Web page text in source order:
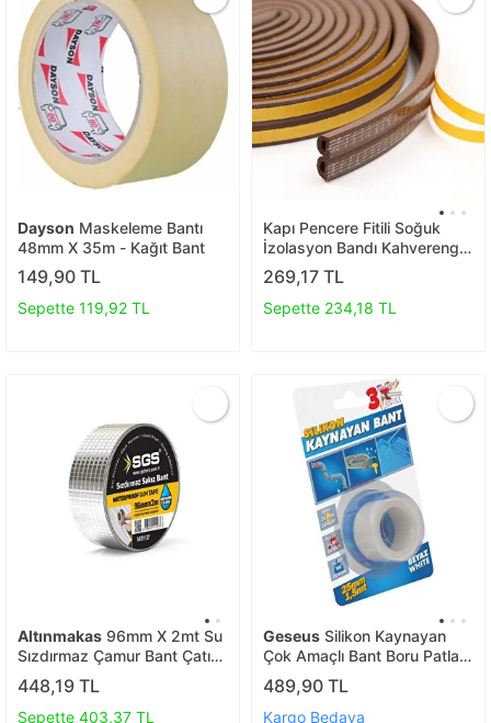
Dayson Maskeleme Bantı
48mm X 35m - Kağıt Bant
149,90 TL
Sepette 119,92 TL
Kapı Pencere Fitili Soğuk
İzolasyon Bandı Kahverengi
2x3=6 Metre
269,17 TL
Sepette 234,18 TL
Altınmakas 96mm X 2mt Su
Sızdırmaz Çamur Bant Çatı
İzolasyon Ve Boru Çatlak
Tamir Bandı
448,19 TL
Sepette 403,37 TL
Geseus Silikon Kaynayan
Çok Amaçlı Bant Boru Patlak
Bandı 3katına Kadar Esner
Su Altında Uygulanabilir
25x1,5mt-şeffaf
489,90 TL
Kargo Bedava